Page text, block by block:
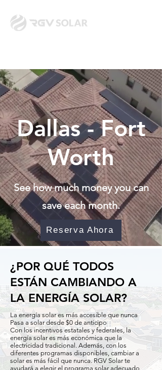
Dallas - Fort
Worth
See how much money you can
save each month.
Reserva Ahora
¿POR QUÉ TODOS
ESTÁN CAMBIANDO A
LA ENERGÍA SOLAR?
La energía solar es más accesible que nunca
Pasa a solar desde $0 de anticipo
Con los incentivos estatales y federales, la
energía solar es más económica que la
electricidad tradicional. Además, con los
diferentes programas disponibles, cambiar a
solar es más fácil que nunca. RGV Solar te
ayudará a elegir el programa solar adecuado